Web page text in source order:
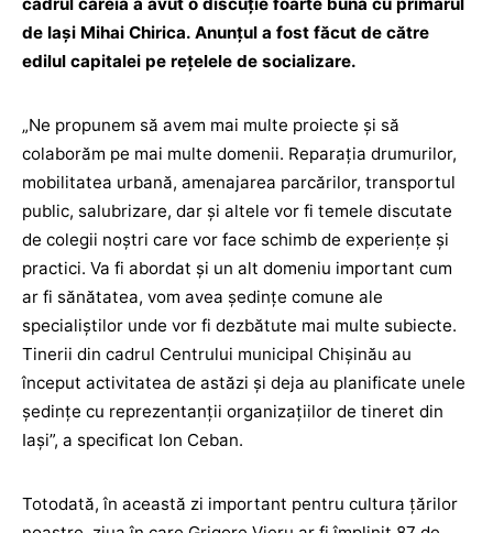
de Iași Mihai Chirica. Anunțul a fost făcut de către
edilul capitalei pe rețelele de socializare.
„Ne propunem să avem mai multe proiecte și să
colaborăm pe mai multe domenii. Reparația drumurilor,
mobilitatea urbană, amenajarea parcărilor, transportul
public, salubrizare, dar și altele vor fi temele discutate
de colegii noștri care vor face schimb de experiențe și
practici. Va fi abordat și un alt domeniu important cum
ar fi sănătatea, vom avea ședințe comune ale
specialiștilor unde vor fi dezbătute mai multe subiecte.
Tinerii din cadrul Centrului municipal Chișinău au
început activitatea de astăzi și deja au planificate unele
ședințe cu reprezentanții organizațiilor de tineret din
Iași”, a specificat Ion Ceban.
Totodată, în această zi important pentru cultura țărilor